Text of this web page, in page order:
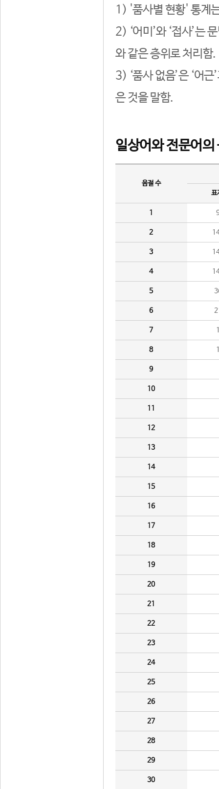
1) '품사별 현황' 통계
2) ‘어미’와 ‘접사’는
와 같은 층위로 처리함.
3) ‘품사 없음’은 ‘어
은 것을 말함.
일상어와 전문어의
음절 수
표
1
2
3
4
5
6
7
8
9
10
11
12
13
14
15
16
17
18
19
20
21
22
23
24
25
26
27
28
29
30